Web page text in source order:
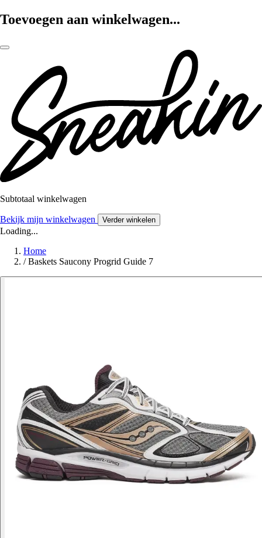
Toevoegen aan winkelwagen...
Subtotaal winkelwagen
Bekijk mijn winkelwagen Verder winkelen
Loading...
Home
/ Baskets Saucony Progrid Guide 7